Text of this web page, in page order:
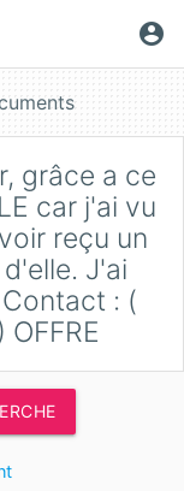
account_circle
grâce a ce
car j'ai vu
reçu un
J'ai
: (
OFFRE